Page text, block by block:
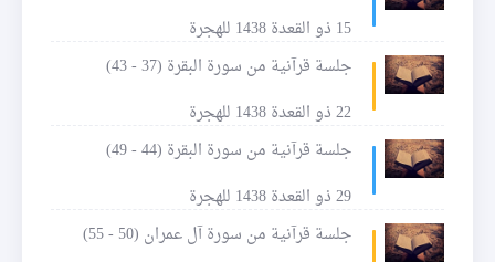
15 ذو القعدة 1438 للهجرة
جلسة قرآنية من سورة البقرة (37 - 43)
22 ذو القعدة 1438 للهجرة
جلسة قرآنية من سورة البقرة (44 - 49)
29 ذو القعدة 1438 للهجرة
جلسة قرآنية من سورة آل عمران (50 - 55)